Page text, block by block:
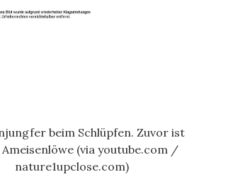
beim Schlüpfen. Zuvor ist
Ameisenlöwe (via youtube.com /
nature1upclose.com)